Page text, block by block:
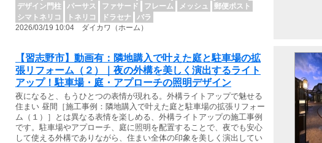
デザイン門柱
パーサス ファサード フレーム メッシュ
郵便ポスト
シマトネリコ
トネリコ ドラセナ
バラ
2026/03/19 10:04 ダイカワ（ホーム）
【習志野市】動画有：隣地購入で叶えた庭と駐車場の拡
張リフォーム（２）｜夜の外構を美しく演出するライト
アップ！駐車場・庭・アプローチの照明デザイン
夜になると、もうひとつの表情が現れる。外構ライトアップで魅せる
住まい 昼間［施工事例：隣地購入で叶えた庭と駐車場の拡張リフォー
ム（１）］とは異なる表情を楽しめる、外構ライトアップの施工事例
です。駐車場やアプローチ、庭に照明を配置することで、夜でも安心
して使える外構でありながら、住まい全体の印象を美しく演出してい